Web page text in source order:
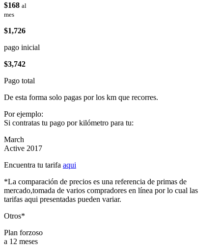
$168 al
mes
$1,726
pago inicial
$3,742
Pago total
De esta forma solo pagas por los km que recorres.
Por ejemplo:
Si contratas tu pago por kilómetro para tu:
March
Active 2017
Encuentra tu tarifa aqui
*La comparación de precios es una referencia de primas de
mercado,tomada de varios compradores en línea por lo cual las
tarifas aqui presentadas pueden variar.
Otros*
Plan forzoso
a 12 meses